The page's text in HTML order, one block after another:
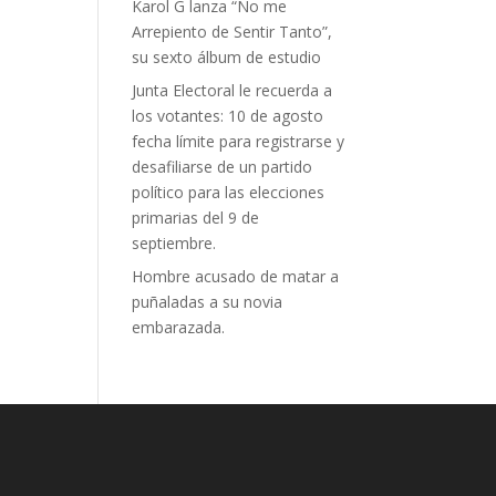
Karol G lanza “No me
Arrepiento de Sentir Tanto”,
su sexto álbum de estudio
Junta Electoral le recuerda a
los votantes: 10 de agosto
fecha límite para registrarse y
desafiliarse de un partido
político para las elecciones
primarias del 9 de
septiembre.
Hombre acusado de matar a
puñaladas a su novia
embarazada.